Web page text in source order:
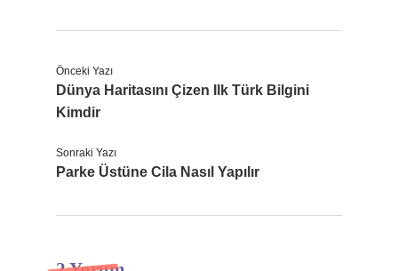
Önceki Yazı
Dünya Haritasını Çizen Ilk Türk Bilgini
Kimdir
Sonraki Yazı
Parke Üstüne Cila Nasıl Yapılır